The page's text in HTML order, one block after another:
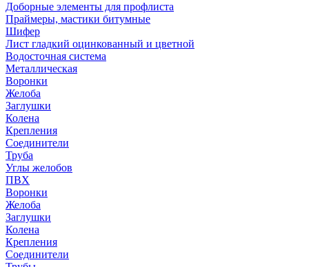
Доборные элементы для профлиста
Праймеры, мастики битумные
Шифер
Лист гладкий оцинкованный и цветной
Водосточная система
Металлическая
Воронки
Желоба
Заглушки
Колена
Крепления
Соединители
Труба
Углы желобов
ПВХ
Воронки
Желоба
Заглушки
Колена
Крепления
Соединители